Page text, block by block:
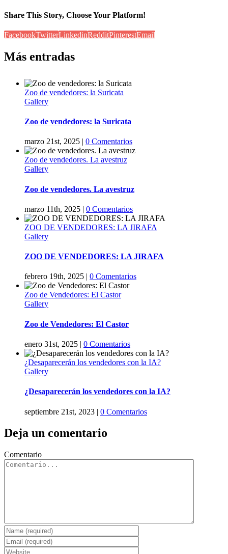
Share This Story, Choose Your Platform!
FacebookTwitterLinkedinRedditPinterestEmail
Más entradas
Zoo de vendedores: la Suricata
Gallery
Zoo de vendedores: la Suricata
marzo 21st, 2025 | 0 Comentarios
Zoo de vendedores. La avestruz
Gallery
Zoo de vendedores. La avestruz
marzo 11th, 2025 | 0 Comentarios
ZOO DE VENDEDORES: LA JIRAFA
Gallery
ZOO DE VENDEDORES: LA JIRAFA
febrero 19th, 2025 0 Comentarios
Zoo de Vendedores: El Castor
Gallery
Zoo de Vendedores: El Castor
enero 31st, 2025 | 0 Comentarios
¿Desaparecerán los vendedores con la IA?
Gallery
¿Desaparecerán los vendedores con la IA?
septiembre 21st, 2023 | 0 Comentarios
Deja un comentario
Comentario